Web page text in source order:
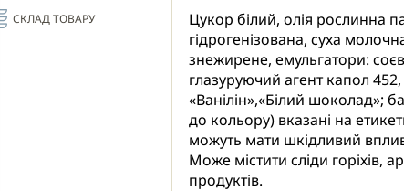
СКЛАД ТОВАРУ
Цукор білий, олія рослинна
гідрогенізована, суха
знежирене, емульгатори:
глазуруючий агент капол
«Ванілін»,«Білий шоколад»;
до кольору) вказані на
можуть мати шкідливий вплив
Може містити сліди горіхів,
продуктів.